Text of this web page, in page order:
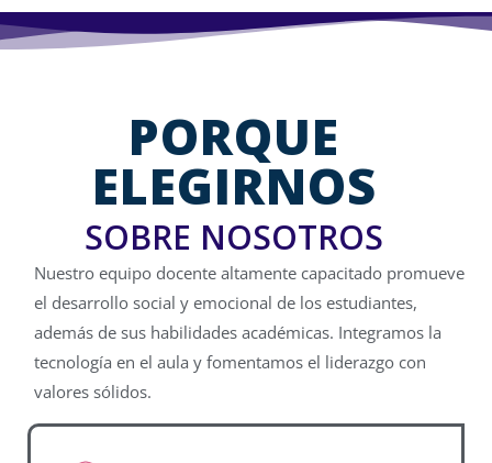
PORQUE
ELEGIRNOS
SOBRE NOSOTROS
Nuestro equipo docente altamente capacitado promueve
el desarrollo social y emocional de los estudiantes,
además de sus habilidades académicas. Integramos la
tecnología en el aula y fomentamos el liderazgo con
valores sólidos.